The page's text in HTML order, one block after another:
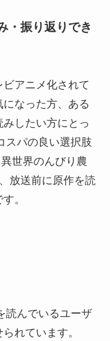
・振り返りでき
アニメ化されて
なった方、ある
したい方にとっ
スパの良い選択肢
世界のんびり農
放送前に原作を読
。
読んでいるユーザ
れています。